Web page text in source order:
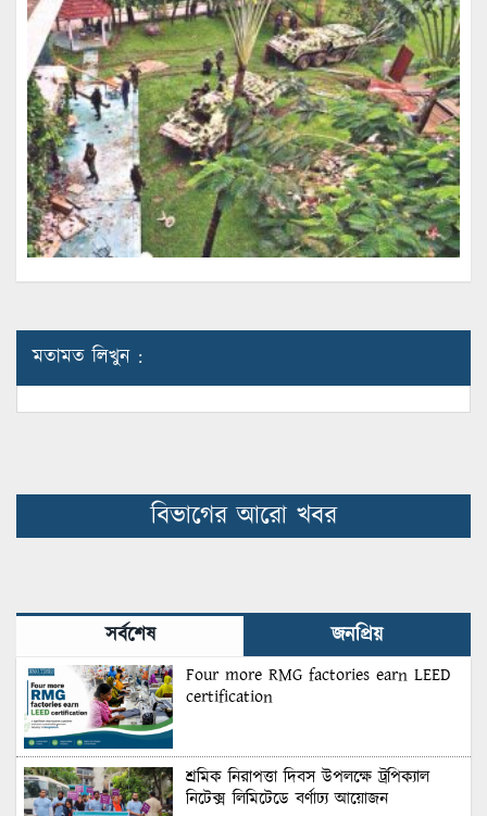
মতামত লিখুন :
বিভাগের আরো খবর
সর্বশেষ জনপ্রিয়
Four more RMG factories earn LEED
certification
শ্রমিক নিরাপত্তা দিবস উপলক্ষে ট্রপিক্যাল
নিটেক্স লিমিটেডে বর্ণাঢ্য আয়োজন